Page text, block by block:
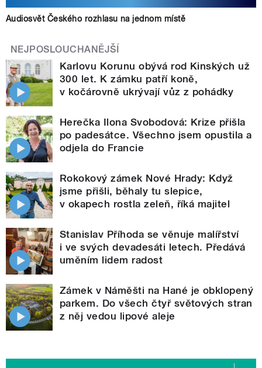
Audiosvět Českého rozhlasu na jednom místě
NEJPOSLOUCHANĚJŠÍ
Karlovu Korunu obývá rod Kinských už
300 let. K zámku patří koně,
v kočárovně ukrývají vůz z pohádky
Herečka Ilona Svobodová: Krize přišla
po padesátce. Všechno jsem opustila a
odjela do Francie
Rokokový zámek Nové Hrady: Když
jsme přišli, běhaly tu slepice,
v okapech rostla zeleň, říká majitel
Stanislav Příhoda se věnuje malířství
i ve svých devadesáti letech. Předává
uměním lidem radost
Zámek v Náměšti na Hané je obklopený
parkem. Do všech čtyř světových stran
z něj vedou lipové aleje